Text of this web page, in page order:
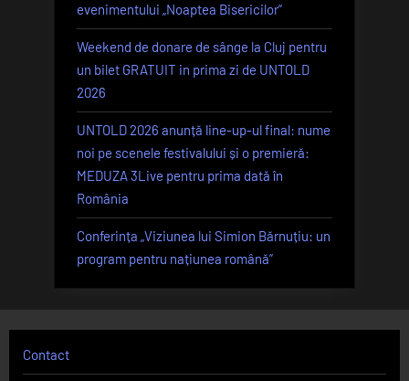
evenimentului „Noaptea Bisericilor”
Weekend de donare de sânge la Cluj pentru
un bilet GRATUIT in prima zi de UNTOLD
2026
UNTOLD 2026 anunță line-up-ul final: nume
noi pe scenele festivalului și o premieră:
MEDUZA 3Live pentru prima dată în
România
Conferința „Viziunea lui Simion Bărnuțiu: un
program pentru națiunea română”
Contact